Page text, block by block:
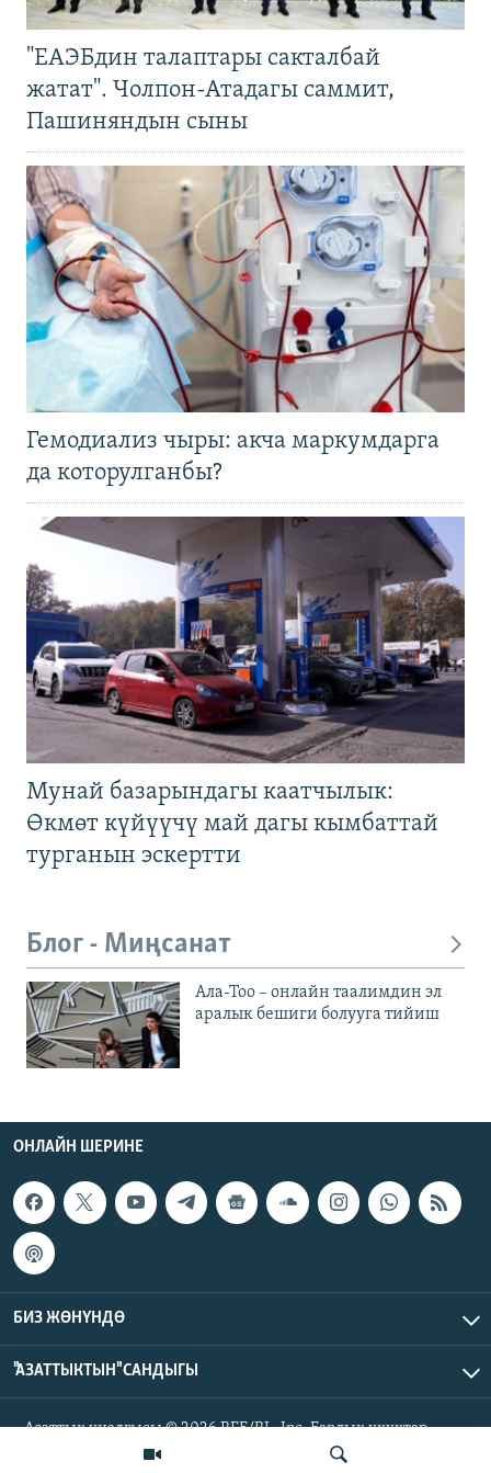
"ЕАЭБдин талаптары сакталбай
жатат". Чолпон-Атадагы саммит,
Пашиняндын сыны
Гемодиализ чыры: акча маркумдарга
да которулганбы?
Мунай базарындагы каатчылык:
Өкмөт күйүүчү май дагы кымбаттай
турганын эскертти
Блог - Миңсанат
Ала-Тоо – онлайн таалимдин эл
аралык бешиги болууга тийиш
ОНЛАЙН ШЕРИНЕ
БИЗ ЖӨНҮНДӨ
"АЗАТТЫКТЫН" САНДЫГЫ
Азаттык үналгысы © 2026 RFE/RL, Inc. Бардык укуктар